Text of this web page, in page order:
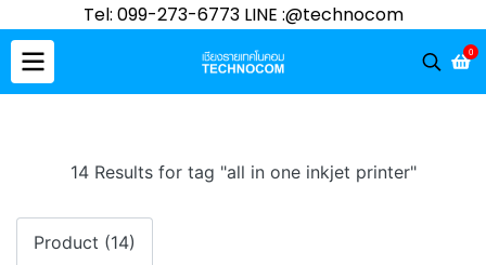
Tel: 099-273-6773 LINE :@technocom
0
14 Results for tag "all in one inkjet printer"
Product (14)